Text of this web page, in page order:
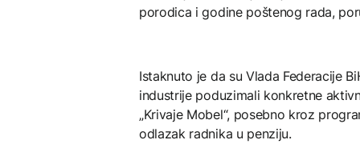
porodica i godine poštenog rada,
Istaknuto je da su Vlada Federacije
industrije poduzimali konkretne
„Krivaje Mobel“, posebno kroz
odlazak radnika u penziju.